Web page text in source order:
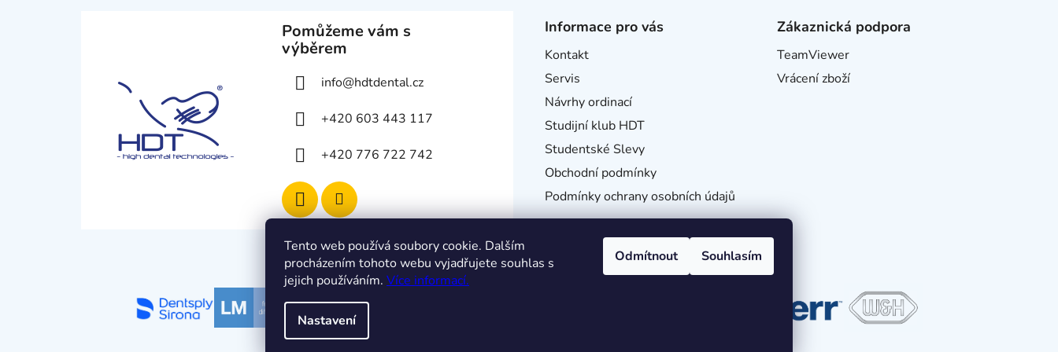
Tento web používá soubory cookie. Dalším
procházením tohoto webu vyjadřujete souhlas s
jejich používáním. Více informací.
Nastavení
Odmítnout Souhlasím
Pomůžeme vám s
výběrem
info@hdtdental.cz
+420 603 443 117
+420 776 722 742
Informace pro vás
Kontakt
Servis
Návrhy ordinací
Studijní klub HDT
Studentské Slevy
Obchodní podmínky
Podmínky ochrany osobních údajů
Zákaznická podpora
TeamViewer
Vrácení zboží